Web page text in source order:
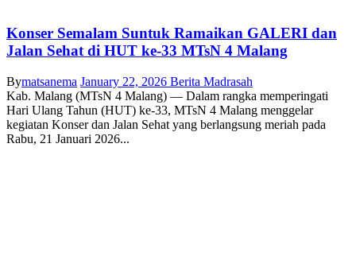
Konser Semalam Suntuk Ramaikan GALERI dan
Jalan Sehat di HUT ke-33 MTsN 4 Malang
Bymatsanema January 22, 2026 Berita Madrasah
Kab. Malang (MTsN 4 Malang) — Dalam rangka memperingati
Hari Ulang Tahun (HUT) ke-33, MTsN 4 Malang menggelar
kegiatan Konser dan Jalan Sehat yang berlangsung meriah pada
Rabu, 21 Januari 2026...